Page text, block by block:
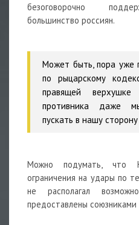
безоговорочно
большинство россиян.
Может быть, пора уже
по рыцарскому
правящей
противника даже
пускать в нашу
Можно подумать, что
ограничения на удары по
не располагал
предоставлены